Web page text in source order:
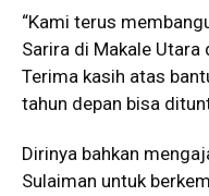
“Kami terus
Sarira di Makale Utara
Terima kasih atas
tahun depan bisa
Dirinya bahkan
Sulaiman untuk